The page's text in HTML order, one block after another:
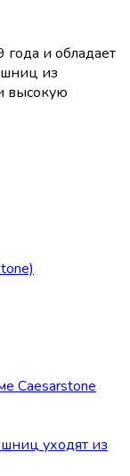
года и обладает
из
высокую
Caesarstone
уходят из